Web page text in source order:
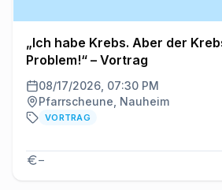
„Ich habe Krebs. Aber der
Problem!“ – Vortrag
08/17/2026, 07:30 PM
Pfarrscheune, Nauheim
VORTRAG
–